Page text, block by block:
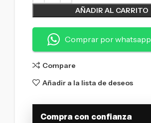
AÑADIR AL CARRITO
Comprar por whatsapp
Compare
Añadir a la lista de deseos
Compra con confianza